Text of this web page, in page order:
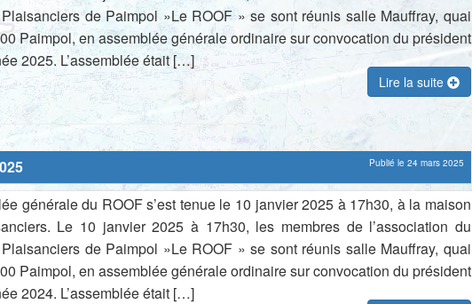
de Paimpol »Le ROOF » se sont réunis salle Mauffray, quai
Paimpol, en assemblée générale ordinaire sur convocation du président
2025. L’assemblée était […]
Lire la suite
Publié le 24 mars 2025
générale du ROOF s’est tenue le 10 janvier 2025 à 17h30, à la maison
Le 10 janvier 2025 à 17h30, les membres de l’association du
de Paimpol »Le ROOF » se sont réunis salle Mauffray, quai
Paimpol, en assemblée générale ordinaire sur convocation du président
2024. L’assemblée était […]